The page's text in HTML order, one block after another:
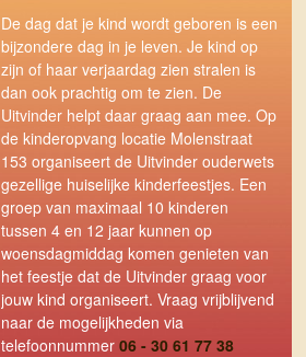
De dag dat je kind wordt geboren is een
bijzondere dag in je leven. Je kind op
zijn of haar verjaardag zien stralen is
dan ook prachtig om te zien. De
Uitvinder helpt daar graag aan mee. Op
de kinderopvang locatie Molenstraat
153 organiseert de Uitvinder ouderwets
gezellige huiselijke kinderfeestjes. Een
groep van maximaal 10 kinderen
tussen 4 en 12 jaar kunnen op
woensdagmiddag komen genieten van
het feestje dat de Uitvinder graag voor
jouw kind organiseert. Vraag vrijblijvend
naar de mogelijkheden via
telefoonnummer 06 - 30 61 77 38